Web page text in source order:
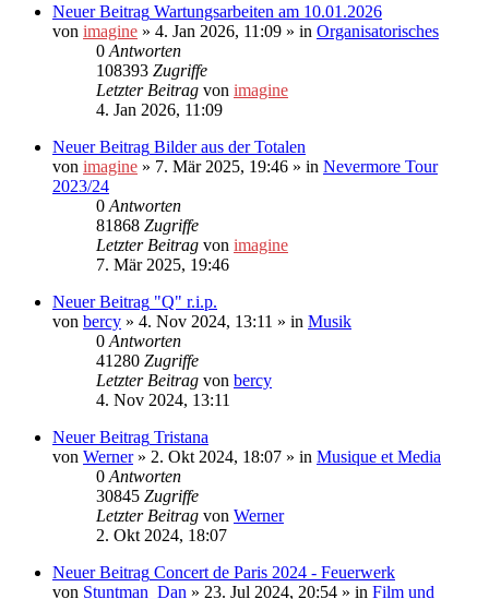
Neuer Beitrag Wartungsarbeiten am 10.01.2026
von imagine » 4. Jan 2026, 11:09 » in Organisatorisches
0 Antworten
108393 Zugriffe
Letzter Beitrag von imagine
4. Jan 2026, 11:09
Neuer Beitrag Bilder aus der Totalen
von imagine » 7. Mär 2025, 19:46 » in Nevermore Tour
2023/24
0 Antworten
81868 Zugriffe
Letzter Beitrag von imagine
7. Mär 2025, 19:46
Neuer Beitrag "Q" r.i.p.
von bercy » 4. Nov 2024, 13:11 » in Musik
0 Antworten
41280 Zugriffe
Letzter Beitrag von bercy
4. Nov 2024, 13:11
Neuer Beitrag Tristana
von Werner» 2. Okt 2024, 18:07 » in Musique et Media
0 Antworten
30845 Zugriffe
Letzter Beitrag von Werner
2. Okt 2024, 18:07
Neuer Beitrag Concert de Paris 2024 - Feuerwerk
von Stuntman_Dan » 23. Jul 2024, 20:54 » in Film und